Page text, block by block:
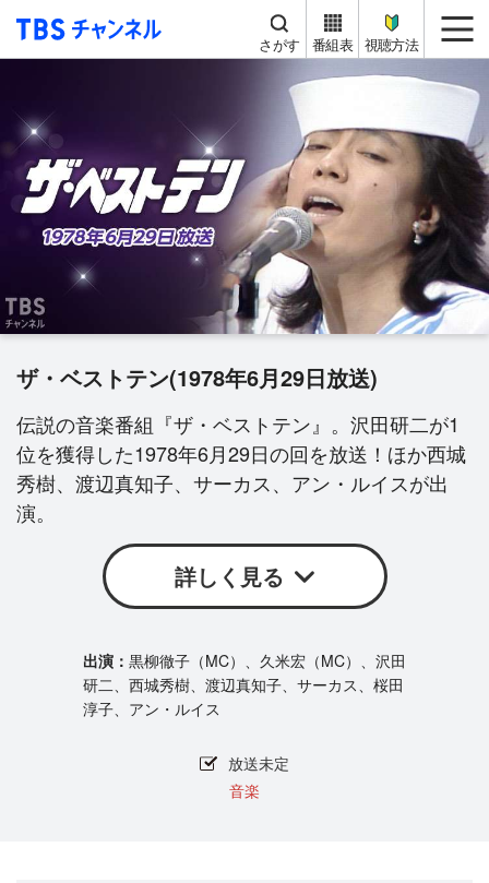
TBS チャンネル
さがす 番組表 視聴方法
ザ・ベストテン(1978年6月29日放送)
伝説の音楽番組『ザ・ベストテン』。沢田研二が1
位を獲得した1978年6月29日の回を放送！ほか西城
秀樹、渡辺真知子、サーカス、アン・ルイスが出
演。
詳しく見る
黒柳徹子（MC）、久米宏（MC）、沢田
研二、西城秀樹、渡辺真知子、サーカス、桜田
淳子、アン・ルイス
放送未定
音楽